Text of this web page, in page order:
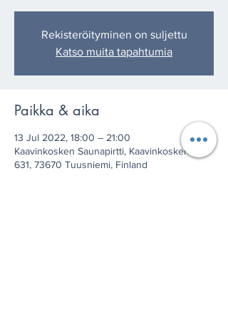
Rekisteröityminen on suljettu
Katso muita tapahtumia
Paikka & aika
13 Jul 2022, 18:00 – 21:00
Kaavinkosken Saunapirtti, Kaavinkoskentie
631, 73670 Tuusniemi, Finland